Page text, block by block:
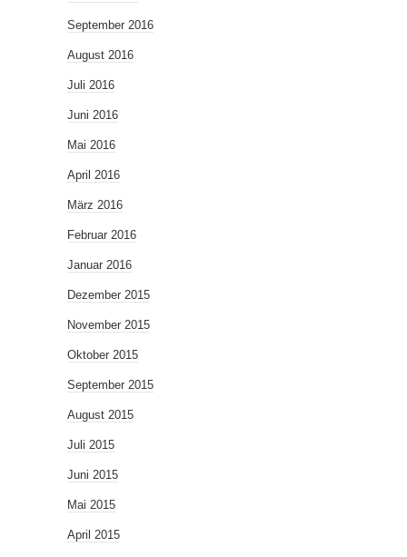
September 2016
August 2016
Juli 2016
Juni 2016
Mai 2016
April 2016
März 2016
Februar 2016
Januar 2016
Dezember 2015
November 2015
Oktober 2015
September 2015
August 2015
Juli 2015
Juni 2015
Mai 2015
April 2015